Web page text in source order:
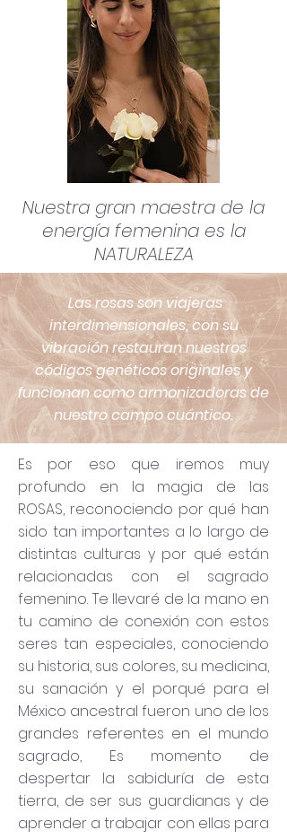
Nuestra gran maestra de la
energía femenina es la
NATURALEZA
Las rosas son viajeras
interdimensionales, con su
vibración restauran nuestros
códigos genéticos originales y
funcionan como armonizadoras de
nuestro campo cuántico.
Es por eso que iremos muy
profundo en la magia de las
ROSAS, reconociendo por qué han
sido tan importantes a lo largo de
distintas culturas y por qué están
relacionadas con el sagrado
femenino. Te llevaré de la mano en
tu camino de conexión con estos
seres tan especiales, conociendo
su historia, sus colores, su medicina,
su sanación y el porqué para el
México ancestral fueron uno de los
grandes referentes en el mundo
sagrado, Es momento de
despertar la sabiduría de esta
tierra, de ser sus guardianas y de
aprender a trabajar con ellas para